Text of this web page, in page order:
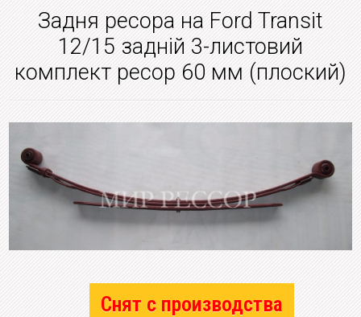
Задня ресора на Ford Transit
12/15 задній 3-листовий
комплект ресор 60 мм (плоский)
Снят с производства